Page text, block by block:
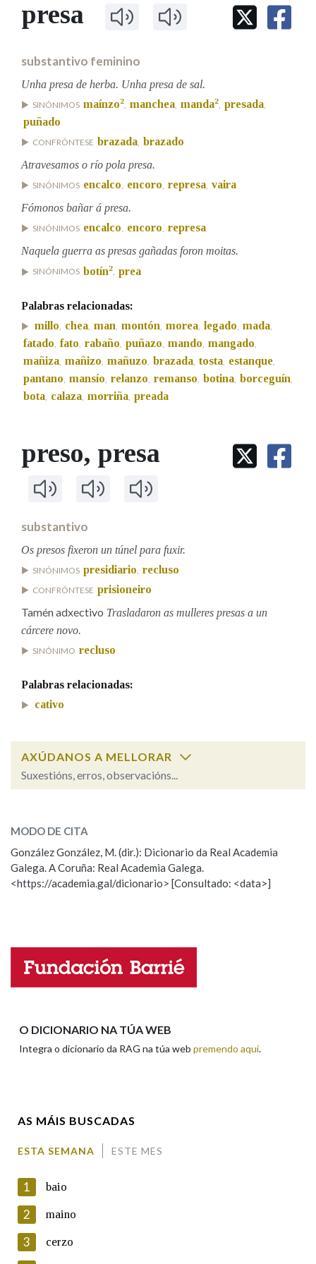
IDENTIDADE CORPORATIVA
MARCIAL DEL ADALID
FIGURAS HOMENAXEADAS
PRIMAVERA DAS LETRAS
PORTAL DAS PALABRAS
Facebook
TwitterYoutubeInstagram
Bluesky
BUSCAR NOS LEMAS
Remata por
BUSCAR NO CONTIDO
Nas definicións
Nos exemplos
Na fraseoloxía
Marcas gramaticais
Pertence a
presa
substantivo feminino
Unha presa de herba. Unha presa de sal.
SINÓNIMOS maínzo2, manchea, manda2, presada,
puñado
CONFRÓNTESE brazada, brazado
Atravesamos o río pola presa.
SINÓNIMOS encalco, encoro, represa, vaira
Fómonos bañar á presa.
SINÓNIMOS encalco, encoro, represa
Naquela guerra as presas gañadas foron moitas.
SINÓNIMOS botín2, prea
Palabras relacionadas:
millo chea man montón morea legado mada
fatado fato rabaño puñazo mando mangado
mañiza mañizo mañuzo brazada tosta estanque
pantano mansío relanzo remanso botina borceguín
bota calaza morriña preada
preso, presa
substantivo
Os presos fixeron un túnel para fuxir.
SINÓNIMOS presidiario recluso
CONFRÓNTESE prisioneiro
Tamén adxectivo Trasladaron as mulleres presas a un
cárcere novo.
SINÓNIMO recluso
Palabras relacionadas:
cativo
AXÚDANOS A MELLORAR
Suxestións, erros, observacións...
presa
preso, presa
ESCOLLE UNHA OPCIÓN:
Propoño mellorar a definición
Falta unha voz
Comentario
MODO DE CITA
González González, M. (dir.): Dicionario da Real Academia
Galega. A Coruña: Real Academia Galega.
<https://academia.gal/dicionario> [Consultado: <data>]
O DICIONARIO NA TÚA WEB
Integra o dicionario da RAG na túa web premendo aquí.
AS MÁIS BUSCADAS
ESTA SEMANA ESTE MES
1 baio
2 maino
3 cerzo